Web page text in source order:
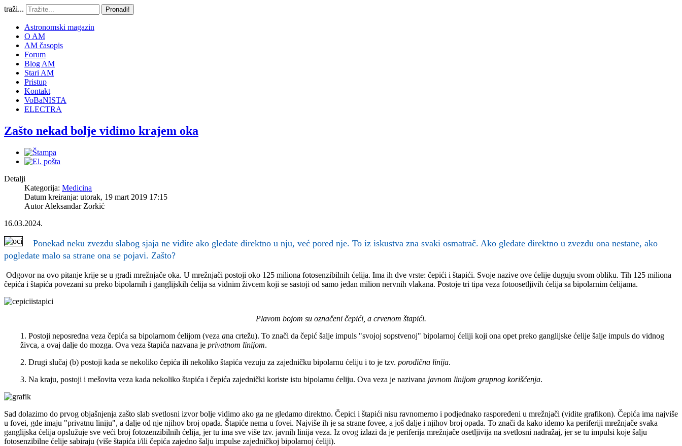
traži... Pronađi!
Astronomski magazin
O AM
AM časopis
Forum
Blog AM
Stari AM
Pristup
Kontakt
VoBaNISTA
ELECTRA
Zašto nekad bolje vidimo krajem oka
Detalji
Kategorija: Medicina
Datum kreiranja: utorak, 19 mart 2019 17:15
AutorAleksandar Zorkić
16.03.2024.
Ponekad neku zvezdu slabog sjaja ne vidite ako gledate direktno u nju, već pored nje. To iz iskustva zna svaki osmatrač. Ako gledate direktno u zvezdu ona nestane, ako
pogledate malo sa strane ona se pojavi. Zašto?
Odgovor na ovo pitanje krije se u građi mrežnjače oka. U mrežnjači postoji oko 125 miliona fotosenzibilnih ćelija. Ima ih dve vrste: čepići i štapići. Svoje nazive ove ćelije duguju svom obliku. Tih 125 miliona
čepića i štapića povezani su preko bipolarnih i ganglijskih ćelija sa vidnim živcem koji se sastoji od samo jedan milion nervnih vlakana. Postoje tri tipa veza fotoosetljivih ćelija sa bipolarnim ćelijama.
Plavom bojom su označeni čepići, a crvenom štapići.
1. Postoji neposredna veza čepića sa bipolarnom ćelijom (veza ana crtežu). To znači da čepić šalje impuls "svojoj sopstvenoj" bipolarnoj ćeliji koji ona opet preko ganglijske ćelije šalje impuls do vidnog
živca, a ovaj dalje do mozga. Ova veza štapića nazvana je privatnom linijom.
2. Drugi slučaj (b) postoji kada se nekoliko čepića ili nekoliko štapića vezuju za zajedničku bipolarnu ćeliju i to je tzv. porodična linija.
3. Na kraju, postoji i mešovita veza kada nekoliko štapića i čepića zajednički koriste istu bipolarnu ćeliju. Ova veza je nazivana javnom linijom grupnog korišćenja.
Sad dolazimo do prvog objašnjenja zašto slab svetlosni izvor bolje vidimo ako ga ne gledamo direktno. Čepici i štapići nisu ravnomerno i podjednako raspoređeni u mrežnjači (vidite grafikon). Čepića ima najviše
u fovei, gde imaju "privatnu liniju", a dalje od nje njihov broj opada. Štapiće nema u fovei. Najviše ih je sa strane fovee, a još dalje i njihov broj opada. To znači da kako idemo ka periferiji mrežnjače svaka
ganglijska ćelija opslužuje sve veći broj fotozenzibilnih ćelija, jer tu ima sve više tzv. javnih linija veza. Iz ovog izlazi da je periferija mrežnjače osetljivija na svetlosni nadražaj, jer se tu impulsi koje šalju
fotosenzibilne ćelije sabiraju (više štapića i/ili čepića zajedno šalju impulse zajedničkoj bipolarnoj ćeliji).